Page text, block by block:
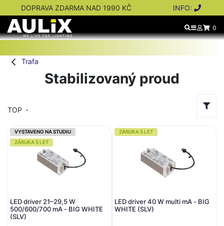
DOPRAVA ZDARMA NAD 1990 KČ INFO:
0
Trafa
Stabilizovaný proud
TOP
VYSTAVENO NA STUDIU
ZÁRUKA 5 LET
LED driver 21–29,5 W
500/600/700 mA - BIG WHITE
(SLV)
ZÁRUKA 5 LET
LED driver 40 W multi mA - BIG
WHITE (SLV)